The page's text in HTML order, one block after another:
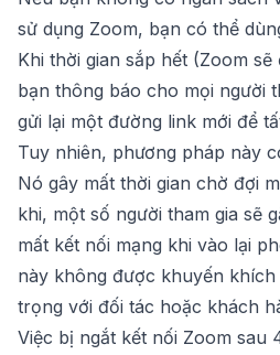
sử dụng Zoom, bạn có thể
Khi thời gian sắp hết (Zoom
bạn thông báo cho mọi người
gửi lại một đường link mới để
Tuy nhiên, phương pháp này
Nó gây mất thời gian chờ đợi
khi, một số người tham gia sẽ
mất kết nối mạng khi vào lại
này không được khuyến
trọng với đối tác hoặc khách
Việc bị ngắt kết nối Zoom sau